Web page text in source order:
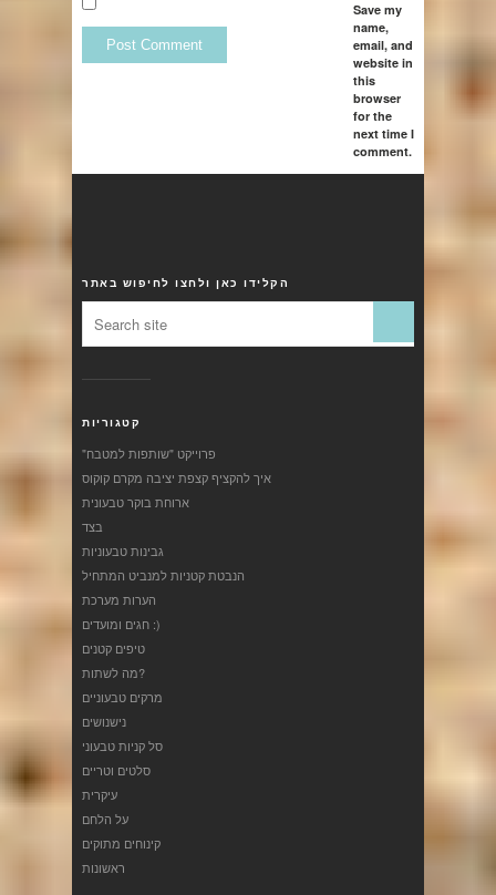
Save my
name,
email, and
website in
this
browser
for the
next time I
comment.
הקלידו כאן ולחצו לחיפוש באתר
קטגוריות
"פרוייקט "שותפות למטבח
איך להקציף קצפת יציבה מקרם קוקוס
ארוחת בוקר טבעונית
בצד
גבינות טבעוניות
הנבטת קטניות למנביט המתחיל
הערות מערכת
חגים ומועדים :)
טיפים קטנים
מה לשתות?
מרקים טבעוניים
נישנושים
סל קניות טבעוני
סלטים וטריים
עיקרית
על הלחם
קינוחים מתוקים
ראשונות